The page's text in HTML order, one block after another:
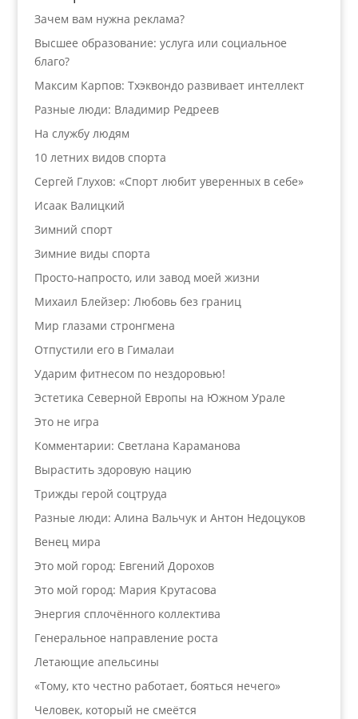
Зачем вам нужна реклама?
Высшее образование: услуга или социальное
благо?
Максим Карпов: Тхэквондо развивает интеллект
Разные люди: Владимир Редреев
На службу людям
10 летних видов спорта
Сергей Глухов: «Спорт любит уверенных в себе»
Исаак Валицкий
Зимний спорт
Зимние виды спорта
Просто-напросто, или завод моей жизни
Михаил Блейзер: Любовь без границ
Мир глазами стронгмена
Отпустили его в Гималаи
Ударим фитнесом по нездоровью!
Эстетика Северной Европы на Южном Урале
Это не игра
Комментарии: Светлана Караманова
Вырастить здоровую нацию
Трижды герой соцтруда
Разные люди: Алина Вальчук и Антон Недоцуков
Венец мира
Это мой город: Евгений Дорохов
Это мой город: Мария Крутасова
Энергия сплочённого коллектива
Генеральное направление роста
Летающие апельсины
«Тому, кто честно работает, бояться нечего»
Человек, который не смеётся